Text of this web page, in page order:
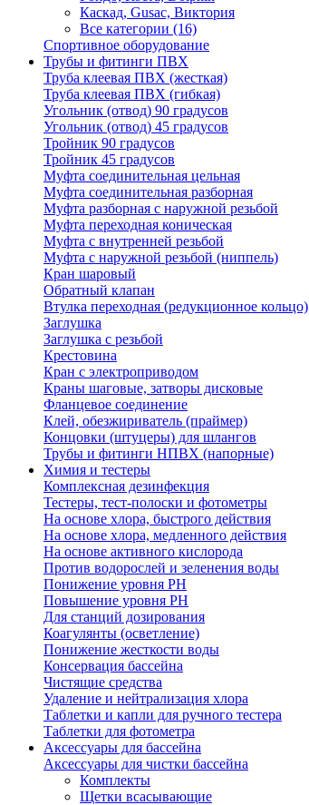
Каскад, Gusac, Виктория
Все категории (16)
Спортивное оборудование
Трубы и фитинги ПВХ
Труба клеевая ПВХ (жесткая)
Труба клеевая ПВХ (гибкая)
Угольник (отвод) 90 градусов
Угольник (отвод) 45 градусов
Тройник 90 градусов
Тройник 45 градусов
Муфта соединительная цельная
Муфта соединительная разборная
Муфта разборная с наружной резьбой
Муфта переходная коническая
Муфта с внутренней резьбой
Муфта с наружной резьбой (ниппель)
Кран шаровый
Обратный клапан
Втулка переходная (редукционное кольцо)
Заглушка
Заглушка с резьбой
Крестовина
Кран с электроприводом
Краны шаговые, затворы дисковые
Фланцевое соединение
Клей, обезжириватель (праймер)
Концовки (штуцеры) для шлангов
Трубы и фитинги НПВХ (напорные)
Химия и тестеры
Комплексная дезинфекция
Тестеры, тест-полоски и фотометры
На основе хлора, быстрого действия
На основе хлора, медленного действия
На основе активного кислорода
Против водорослей и зеленения воды
Понижение уровня РН
Повышение уровня РН
Для станций дозирования
Коагулянты (осветление)
Понижение жесткости воды
Консервация бассейна
Чистящие средства
Удаление и нейтрализация хлора
Таблетки и капли для ручного тестера
Таблетки для фотометра
Аксессуары для бассейна
Аксессуары для чистки бассейна
Комплекты
Щетки всасывающие